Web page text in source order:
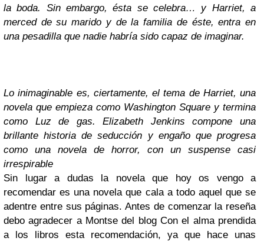
la boda. Sin embargo, ésta se celebra… y Harriet, a
merced de su marido y de la familia de éste, entra en
una pesadilla que nadie habría sido capaz de imaginar.
Lo inimaginable es, ciertamente, el tema de Harriet, una
novela que empieza como Washington Square y termina
como Luz de gas. Elizabeth Jenkins compone una
brillante historia de seducción y engaño que progresa
como una novela de horror, con un suspense casi
irrespirable
Sin lugar a dudas la novela que hoy os vengo a
recomendar es una novela que cala a todo aquel que se
adentre entre sus páginas. Antes de comenzar la reseña
debo agradecer a Montse del blog Con el alma prendida
a los libros esta recomendación, ya que hace unas